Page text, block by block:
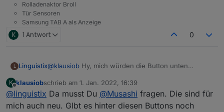
Dazu eine Antwort von HME Bluelink:
Rolladenaktor Broll
Tür Sensoren
Samsung TAB A als Anzeige
K 1 Antwort 0
L Linguistix@klausiob Hy, mich würden die Button unten
finde ich diese?
Gruß René
K
Offline
klausiobschrieb am 1. Jan. 2022, 16:39
zuletzt editiert von
@linguistix Da musst Du @Musashi fragen. Die sind für
mich auch neu. GIbt es hinter diesen Buttons noch